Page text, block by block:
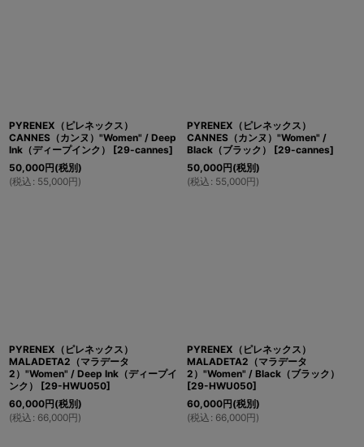
PYRENEX（ピレネックス）
CANNES（カンヌ）"Women" / Deep
Ink（ディープインク）
[29-cannes]
50,000円(税別)
(税込 : 55,000円)
PYRENEX（ピレネックス）
CANNES（カンヌ）"Women" /
Black（ブラック）
[29-cannes]
50,000円(税別)
(税込 : 55,000円)
PYRENEX（ピレネックス）
MALADETA2（マラデータ
2）"Women" / Deep Ink（ディープイ
ンク）
[29-HWU050]
60,000円(税別)
(税込 : 66,000円)
PYRENEX（ピレネックス）
MALADETA2（マラデータ
2）"Women" / Black（ブラック）
[29-HWU050]
60,000円(税別)
(税込 : 66,000円)